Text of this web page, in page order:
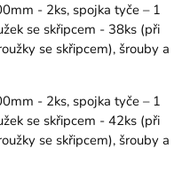
- 2ks, spojka tyče – 1
se skřipcem - 38ks (při
se skřipcem), šrouby a
- 2ks, spojka tyče – 1
se skřipcem - 42ks (při
se skřipcem), šrouby a